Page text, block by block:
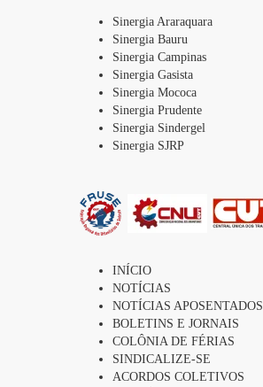
Sinergia Araraquara
Sinergia Bauru
Sinergia Campinas
Sinergia Gasista
Sinergia Mococa
Sinergia Prudente
Sinergia Sindergel
Sinergia SJRP
INÍCIO
NOTÍCIAS
NOTÍCIAS APOSENTADOS
BOLETINS E JORNAIS
COLÔNIA DE FÉRIAS
SINDICALIZE-SE
ACORDOS COLETIVOS